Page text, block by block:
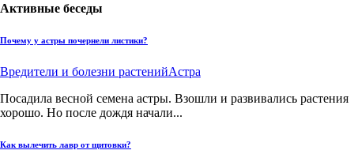
Активные беседы
Почему у астры почернели листики?
Вредители и болезни растенийАстра
Посадила весной семена астры. Взошли и развивались растения
хорошо. Но после дождя начали...
Как вылечить лавр от щитовки?